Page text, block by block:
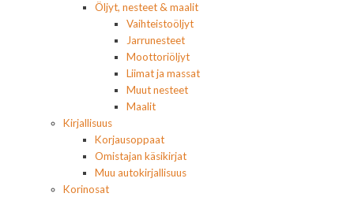
Öljyt, nesteet & maalit
Vaihteistoöljyt
Jarrunesteet
Moottoriöljyt
Liimat ja massat
Muut nesteet
Maalit
Kirjallisuus
Korjausoppaat
Omistajan käsikirjat
Muu autokirjallisuus
Korinosat